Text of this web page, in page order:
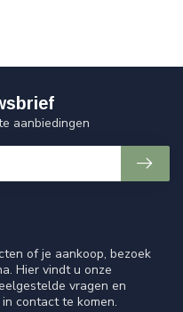
of je aankoop, bezoek
Hier vindt u onze
vragen en
contact te komen.
aanbiedingen